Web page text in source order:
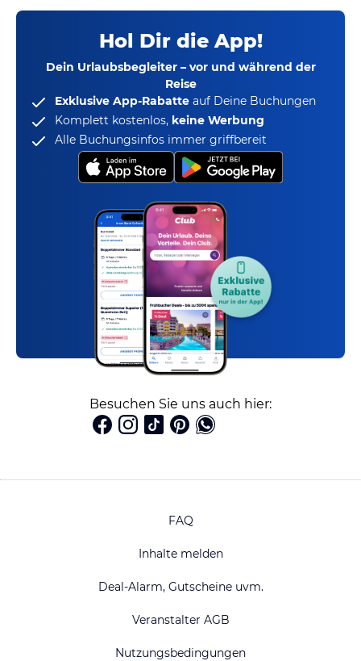
Hol Dir die App!
Dein Urlaubsbegleiter – vor und während der
Reise
Exklusive App-Rabatte auf Deine Buchungen
Komplett kostenlos, keine Werbung
Alle Buchungsinfos immer griffbereit
Besuchen Sie uns auch hier:
FAQ
Inhalte melden
Deal-Alarm, Gutscheine uvm.
Veranstalter AGB
Nutzungsbedingungen